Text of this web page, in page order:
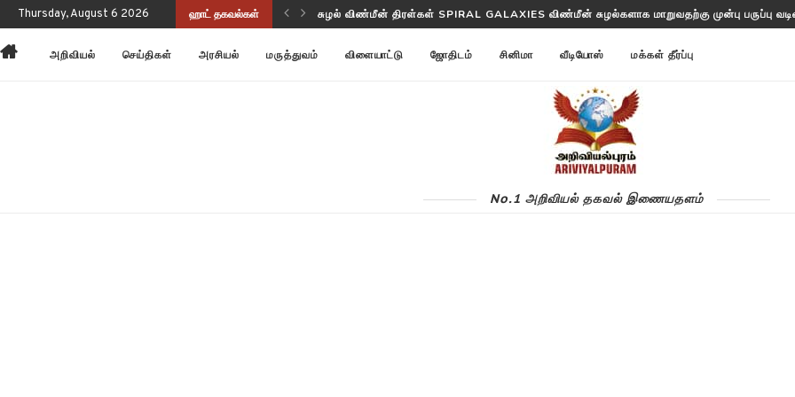
Thursday, August 6 2026 ஹாட் தகவல்கள்
செயல்திறனையும் மேம்படுத்துகிறது! சுழல் விண்மீன் திரள்கள் SPIRAL GALAXIES விண்மீன் சுழல்களாக மாறுவதற்கு முன்பு பருப்பு
அறிவியல் செய்திகள் அரசியல் மருத்துவம் விளையாட்டு ஜோதிடம் சினிமா வீடியோஸ் மக்கள் தீர்ப்பு
No.1 அறிவியல் தகவல் இணையதளம்